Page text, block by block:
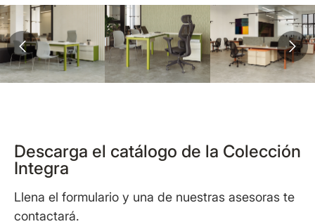
Descarga el catálogo de la Colección
Integra
Llena el formulario y una de nuestras asesoras te
contactará.